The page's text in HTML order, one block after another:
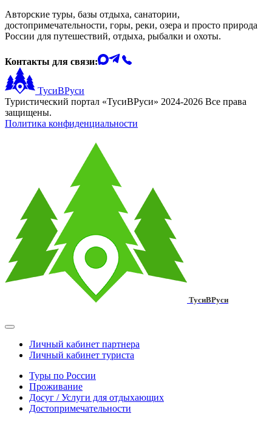
Авторские туры, базы отдыха, санатории,
достопримечательности, горы, реки, озера и просто природа
России для путешествий, отдыха, рыбалки и охоты.
Контакты для связи:
ТусиВРуси
Туристический портал «ТусиВРуси» 2024-2026 Все права
защищены.
Политика конфиденциальности
ТусиВРуси
Личный кабинет партнера
Личный кабинет туриста
Туры по России
Проживание
Досуг / Услуги для отдыхающих
Достопримечательности